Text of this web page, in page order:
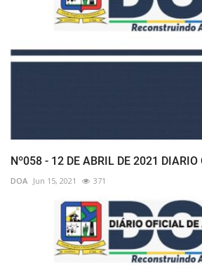
Nº058 - 12 DE ABRIL DE 2021 DIARIO
DOA Jun 15, 2021 371